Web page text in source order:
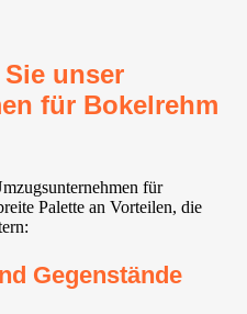
unser
für Bokelrehm
für
Palette an Vorteilen, die
Gegenstände